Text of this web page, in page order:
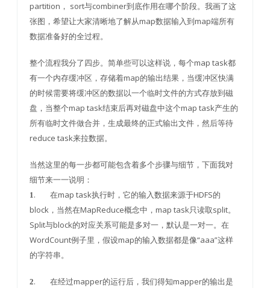
partition， sort与combiner到底作用在哪个阶段。我画了这
张图，希望让大家清晰地了解从map数据输入到map端所有
数据准备好的全过程。
整个流程我分了四步。简单些可以这样说，每个map task都
有一个内存缓冲区，存储着map的输出结果，当缓冲区快满
的时候需要将缓冲区的数据以一个临时文件的方式存放到磁
盘，当整个map task结束后再对磁盘中这个map task产生的
所有临时文件做合并，生成最终的正式输出文件，然后等待
reduce task来拉数据。
当然这里的每一步都可能包含着多个步骤与细节，下面我对
细节来一一说明：
1. 在map task执行时，它的输入数据来源于HDFS的
block，当然在MapReduce概念中，map task只读取split。
Split与block的对应关系可能是多对一，默认是一对一。在
WordCount例子里，假设map的输入数据都是像“aaa”这样
的字符串。
2. 在经过mapper的运行后，我们得知mapper的输出是